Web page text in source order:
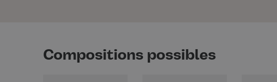
Compositions possibles